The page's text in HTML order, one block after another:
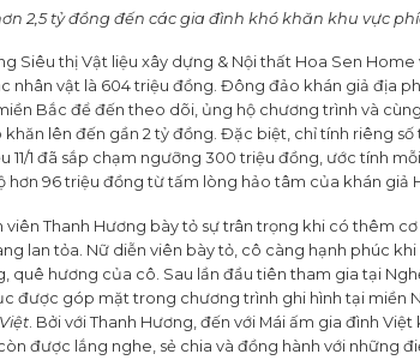
2,5 tỷ đồng đến các gia đình khó khăn khu vực
Siêu thị Vật liệu xây dựng & Nội thất Hoa Sen Home
nhân vật là 604 triệu đồng. Đông đảo khán giả địa
Bắc để đến theo dõi, ủng hộ chương trình và
lên đến gần 2 tỷ đồng. Đặc biệt, chỉ tính riêng số
1 đã sắp chạm ngưỡng 300 triệu đồng, ước tính
96 triệu đồng từ tấm lòng hảo tâm của khán giả
viên Thanh Hương bày tỏ sự trân trọng khi có thêm
lan tỏa. Nữ diễn viên bày tỏ, cô càng hạnh phúc
quê hương của cô. Sau lần đầu tiên tham gia tại
được góp mặt trong chương trình ghi hình tại miền
. Bởi với Thanh Hương, đến với Mái ấm gia đình Việt
được lắng nghe, sẻ chia và đồng hành với những